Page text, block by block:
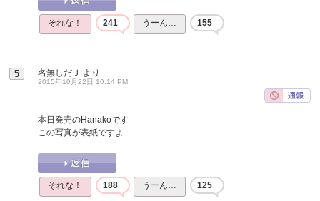
それな！ 241 うーん… 155
5 名無しだＪ より
2015年10月22日 10:14 PM
本日発売のHanakoです
この写真が表紙ですよ
それな！ 188 うーん… 125